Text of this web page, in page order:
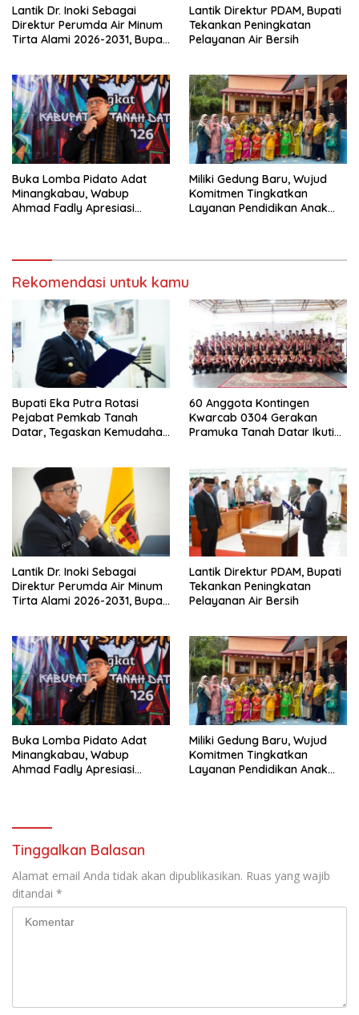
Lantik Dr. Inoki Sebagai
Direktur Perumda Air Minum
Tirta Alami 2026-2031, Bupati
Fakta Integritas Berdasarkan
Visi dan Misi
Lantik Direktur PDAM, Bupati
Tekankan Peningkatan
Pelayanan Air Bersih
Buka Lomba Pidato Adat
Minangkabau, Wabup
Ahmad Fadly Apresiasi
Miliki Gedung Baru, Wujud
Komitmen Tingkatkan
Layanan Pendidikan Anak
Rekomendasi untuk kamu
Bupati Eka Putra Rotasi
Pejabat Pemkab Tanah
Datar, Tegaskan Kemudahan
60 Anggota Kontingen
Kwarcab 0304 Gerakan
Pramuka Tanah Datar Ikuti
Lantik Dr. Inoki Sebagai
Direktur Perumda Air Minum
Tirta Alami 2026-2031, Bupati
Fakta Integritas Berdasarkan
Visi dan Misi
Lantik Direktur PDAM, Bupati
Tekankan Peningkatan
Pelayanan Air Bersih
Buka Lomba Pidato Adat
Minangkabau, Wabup
Ahmad Fadly Apresiasi
Miliki Gedung Baru, Wujud
Komitmen Tingkatkan
Layanan Pendidikan Anak
Tinggalkan Balasan
Alamat email Anda tidak akan dipublikasikan. Ruas yang wajib
ditandai *